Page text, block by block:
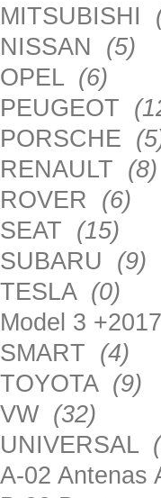
MITSUBISHI
NISSAN (5)
OPEL (6)
PEUGEOT
PORSCHE
RENAULT (8)
ROVER (6)
SEAT (15)
SUBARU (9)
TESLA (0)
Model 3
SMART (4)
TOYOTA (9)
VW (32)
UNIVERSAL
A-02 Antenas